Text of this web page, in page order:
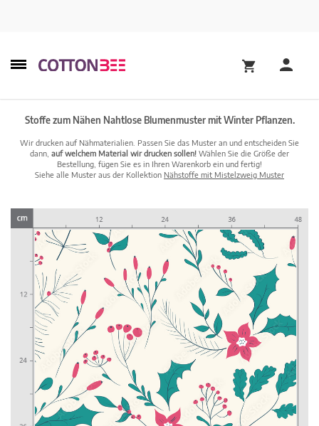
Stoffe zum Nähen Nahtlose Blumenmuster mit Winter Pflanzen.
Wir drucken auf Nähmaterialien. Passen Sie das Muster an und entscheiden Sie
dann, auf welchem Material wir drucken sollen! Wählen Sie die Größe der
Bestellung, fügen Sie es in Ihren Warenkorb ein und fertig!
Siehe alle Muster aus der Kollektion Nähstoffe mit Mistelzweig Muster